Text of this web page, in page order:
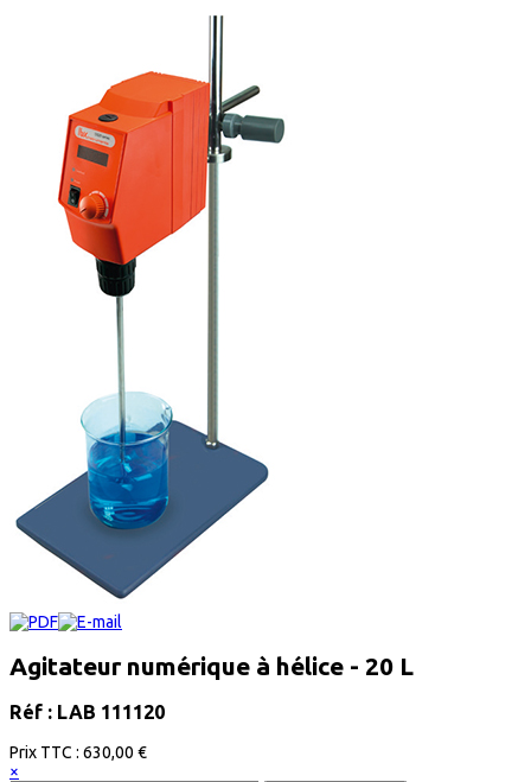
Agitateur numérique à hélice - 20 L
Réf : LAB 111120
Prix ​​TTC : 630,00 €
×